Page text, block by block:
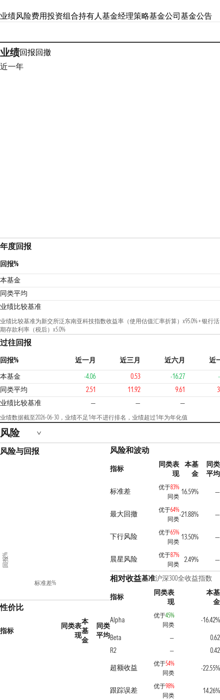
业绩风险费用投资组合持有人基金经理策略基金公司基金公告
业绩回报回撤
近一年
年度回报
回报%
本基金
同类平均
业绩比较基准
业绩比较基准为新交所泛东南亚科技指数收益率（使用估值汇率折算）x95.0% + 银行活
期存款利率（税后）x5.0%
过往回报
回报% 近一月 近三月 近六月
近
本基金
-4.06 0.53 -16.27
同类平均
2.51 11.92 9.61
业绩比较基准
— — —
业绩数据截至2026-06-30，业绩不足1年不进行排名，业绩超过1年为年化值
风险
风险与回报
标准差%
回报%
性价比
指标
同类表
现
本
基
金
同类
平均
风险和波动
指标
同类表
现
本基
金
同类
平均
标准差
优于83%
同类
16.59% —
最大回撤 优于64%
同类
-21.88% —
下行风险 优于65%
同类
13.50% —
晨星风险 优于87%
同类
2.49% —
相对收益基准沪深300全收益指数
指标
同类表
现
本基
金
Alpha
优于45%
同类
-16.42%
Beta
—
0.62
R2
—
0.42
超额收益
优于54%
同类
-22.55%
跟踪误差 优于98%
同类
14.26%